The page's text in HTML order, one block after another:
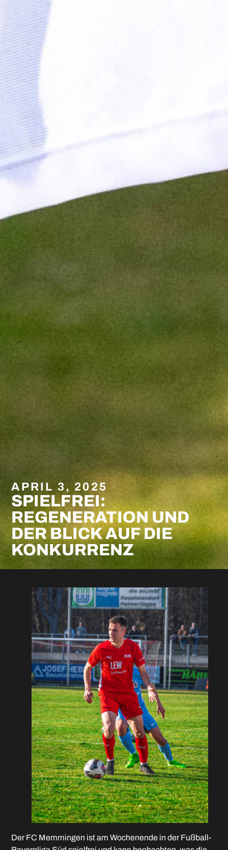
APRIL 3, 2025
SPIELFREI:
REGENERATION UND
DER BLICK AUF DIE
KONKURRENZ
Der FC Memmingen ist am Wochenende in der Fußball-